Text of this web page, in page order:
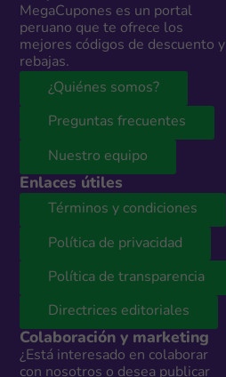
MegaCupones es un portal
peruano que te ofrece los
mejores códigos de descuento y
rebajas.
¿Quiénes somos?
Preguntas frecuentes
Nuestro equipo
Enlaces útiles
Términos y condiciones
Política de privacidad
Política de transparencia
Directrices editoriales
Colaboración y marketing
¿Está interesado en colaborar
con nosotros o desea publicar